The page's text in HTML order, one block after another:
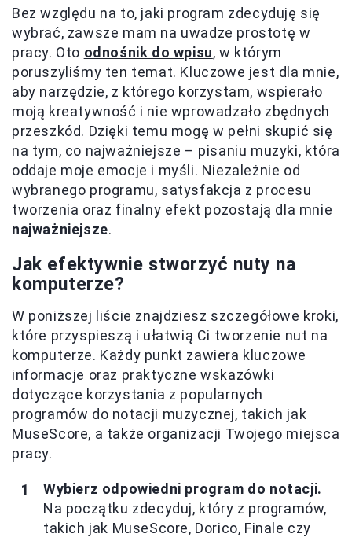
Bez względu na to, jaki program zdecyduję się
wybrać, zawsze mam na uwadze prostotę w
pracy. Oto odnośnik do wpisu, w którym
poruszyliśmy ten temat. Kluczowe jest dla mnie,
aby narzędzie, z którego korzystam, wspierało
moją kreatywność i nie wprowadzało zbędnych
przeszkód. Dzięki temu mogę w pełni skupić się
na tym, co najważniejsze – pisaniu muzyki, która
oddaje moje emocje i myśli. Niezależnie od
wybranego programu, satysfakcja z procesu
tworzenia oraz finalny efekt pozostają dla mnie
najważniejsze.
Jak efektywnie stworzyć nuty na
komputerze?
W poniższej liście znajdziesz szczegółowe kroki,
które przyspieszą i ułatwią Ci tworzenie nut na
komputerze. Każdy punkt zawiera kluczowe
informacje oraz praktyczne wskazówki
dotyczące korzystania z popularnych
programów do notacji muzycznej, takich jak
MuseScore, a także organizacji Twojego miejsca
pracy.
Wybierz odpowiedni program do notacji.
Na początku zdecyduj, który z programów,
takich jak MuseScore, Dorico, Finale czy